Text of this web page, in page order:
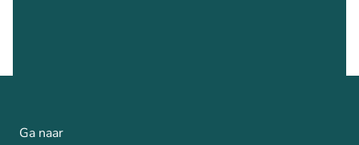
Ga naar